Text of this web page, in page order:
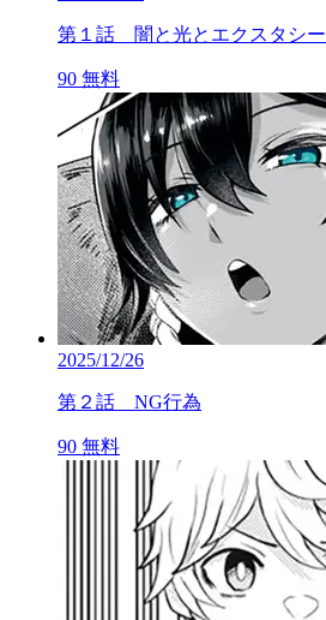
第１話 闇と光とエクスタシー
90 無料
2025/12/26
第２話 NG行為
90 無料